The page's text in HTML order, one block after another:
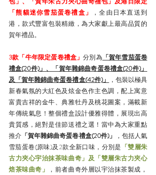
「熊貓迷你雪茄蛋卷禮盒」
，全由日本直送到
港，款式豐富包裝精緻，為大家獻上最高品質的
賀年禮品。
3款「牛年限定蛋卷禮盒」分別為 「賀年雪茄蛋卷
禮盒(20件)」、「賀年雜錦曲奇蛋卷禮盒(20件)」
及「賀年雜錦曲奇蛋卷禮盒(42件)」
，包裝以極具
新春氣氛的大紅色及炫金色作主色調，配上寓意
富貴吉祥的金牛、典雅牡丹及桃花圖案，滿載新
年傳統氣息！整個禮盒設計優雅得體，展現出高
貴質感，絕對是佳節送禮之選！當中為大家重點
推介 「賀年雜錦曲奇蛋卷禮盒(20件)」
，包括人氣
雪茄蛋卷(原味)及2款全新口味，分別是 「雙層朱
古力夾心宇治抹茶味曲奇」及「雙層朱古力夾心
焙茶味曲奇」
，前者曲奇外層以宇治抹茶製成，